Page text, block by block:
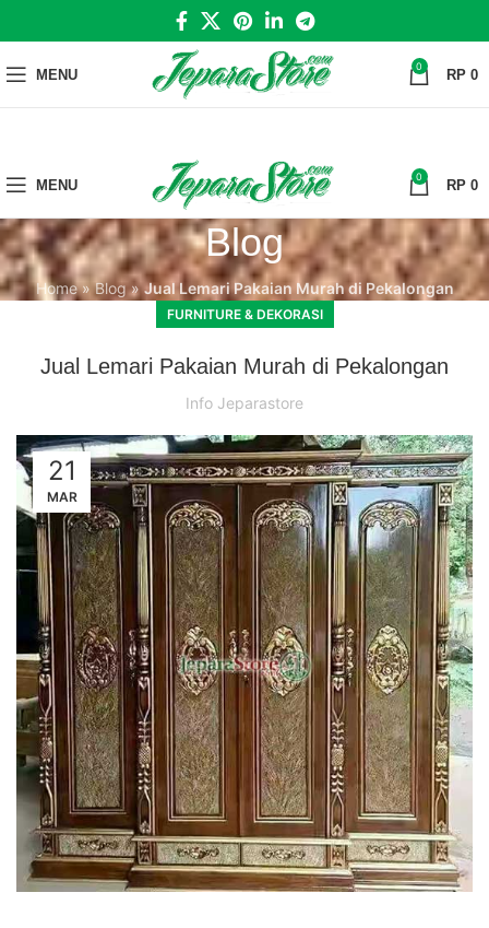
MENU 0 RP 0
MENU 0 RP 0
Blog
Home»Blog»Jual Lemari Pakaian Murah di Pekalongan
FURNITURE & DEKORASI
Jual Lemari Pakaian Murah di Pekalongan
Info Jeparastore
21
MAR